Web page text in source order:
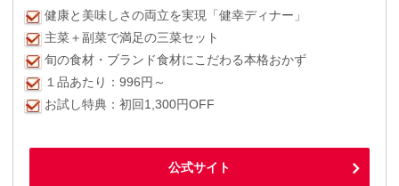
健康と美味しさの両立を実現「健幸ディナー」
主菜＋副菜で満足の三菜セット
旬の食材・ブランド食材にこだわる本格おかず
１品あたり：996円～
お試し特典：初回1,300円OFF
公式サイト